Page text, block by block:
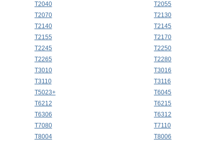
T2040
T2055
T2070
T2130
T2140
T2145
T2155
T2170
T2245
T2250
T2265
T2280
T3010
T3016
T3110
T3116
T5023+
T6045
T6212
T6215
T6306
T6312
T7080
T7110
T8004
T8006